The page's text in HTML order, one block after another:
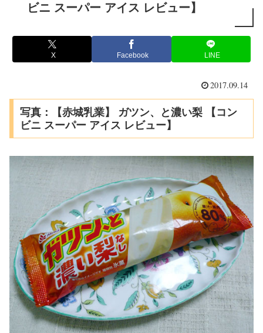
ビニ スーパー アイス レビュー】
X Facebook LINE
2017.09.14
写真：【赤城乳業】 ガツン、と濃い梨 【コン
ビニ スーパー アイス レビュー】